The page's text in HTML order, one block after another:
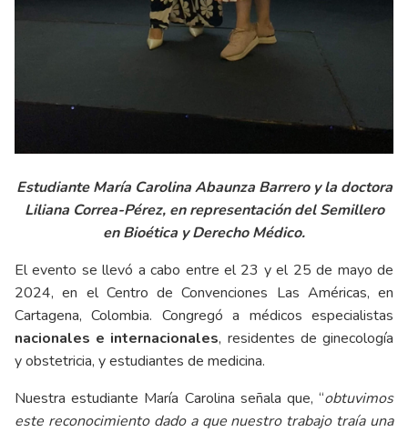
Estudiante María Carolina Abaunza Barrero y la doctora
Liliana Correa-Pérez, en representación del Semillero
en Bioética y Derecho Médico.
El evento se llevó a cabo entre el 23 y el 25 de mayo de
2024, en el Centro de Convenciones Las Américas, en
Cartagena, Colombia. Congregó a médicos especialistas
nacionales e internacionales, residentes de ginecología
y obstetricia, y estudiantes de medicina.
Nuestra estudiante María Carolina señala que, “obtuvimos
este reconocimiento dado a que nuestro trabajo traía una